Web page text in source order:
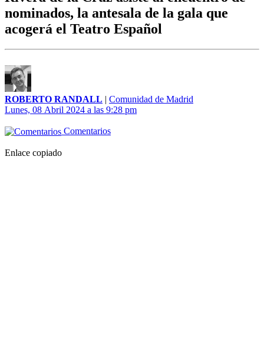
nominados, la antesala de la gala que
acogerá el Teatro Español
ROBERTO RANDALL | Comunidad de Madrid
Lunes, 08 Abril 2024 a las 9:28 pm
Comentarios
Enlace copiado